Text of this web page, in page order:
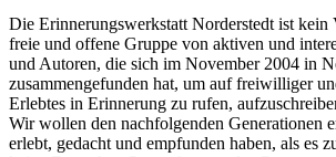
Die Erinnerungswerkstatt Norderstedt ist kein
freie und offene Gruppe von aktiven und
und Autoren, die sich im November 2004 in
zusammengefunden hat, um auf freiwilliger
Erlebtes in Erinnerung zu rufen,
Wir wollen den nachfolgenden Generationen
erlebt, gedacht und empfunden haben, als es